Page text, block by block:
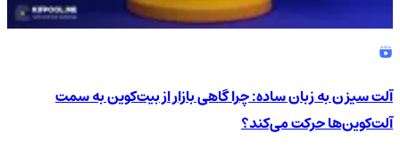
آلت سیزن به زبان ساده: چرا گاهی بازار از بیت‌کوین به سمت
آلت‌کوین‌ها حرکت می‌کند؟